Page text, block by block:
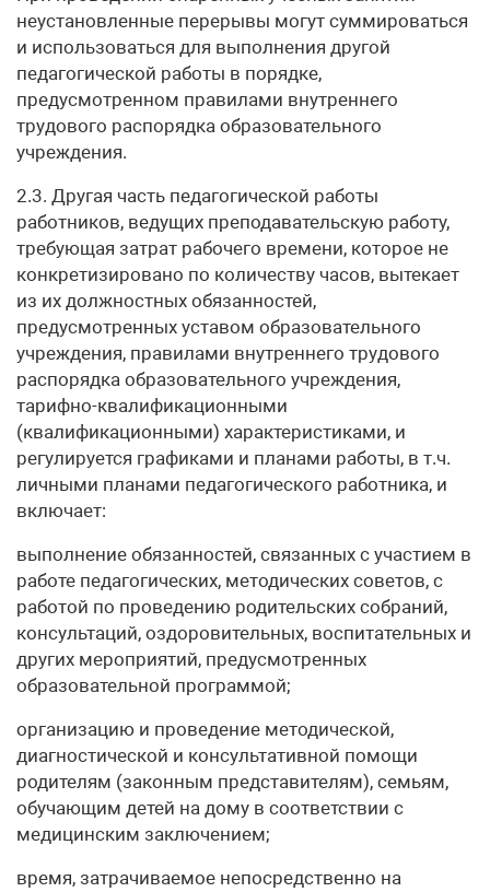
неустановленные перерывы могут суммироваться
и использоваться для выполнения другой
педагогической работы в порядке,
предусмотренном правилами внутреннего
трудового распорядка образовательного
учреждения.
2.3. Другая часть педагогической работы
работников, ведущих преподавательскую работу,
требующая затрат рабочего времени, которое не
конкретизировано по количеству часов, вытекает
из их должностных обязанностей,
предусмотренных уставом образовательного
учреждения, правилами внутреннего трудового
распорядка образовательного учреждения,
тарифно-квалификационными
(квалификационными) характеристиками, и
регулируется графиками и планами работы, в т.ч.
личными планами педагогического работника, и
включает:
выполнение обязанностей, связанных с участием в
работе педагогических, методических советов, с
работой по проведению родительских собраний,
консультаций, оздоровительных, воспитательных и
других мероприятий, предусмотренных
образовательной программой;
организацию и проведение методической,
диагностической и консультативной помощи
родителям (законным представителям), семьям,
обучающим детей на дому в соответствии с
медицинским заключением;
время, затрачиваемое непосредственно на